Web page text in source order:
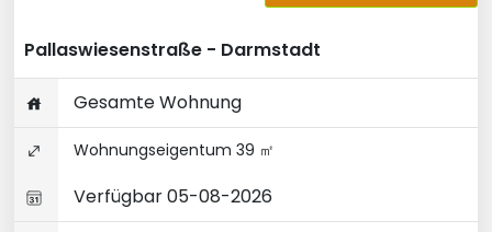
Pallaswiesenstraße - Darmstadt
Gesamte Wohnung
Wohnungseigentum 39 ㎡
Verfügbar 05-08-2026